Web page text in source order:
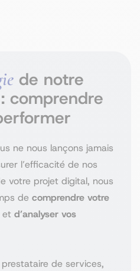
de notre
comprendre
ne nous lançons jamais
l’efficacité de nos
votre projet digital, nous
de comprendre votre
et d’analyser vos
de services,